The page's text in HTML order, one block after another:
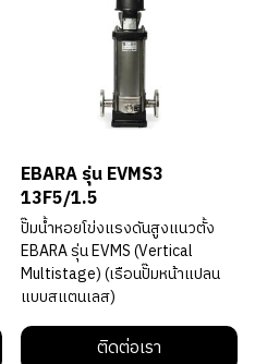
EBARA รุ่น EVMS3
13F5/1.5
ปั๊มนํ้าหอยโข่งแรงดันสูงแนวตั้ง
EBARA รุ่น EVMS (Vertical
Multistage) (เรือนปั๊มหน้าแปลน
แบบสแตนเลส)
ติดต่อเรา